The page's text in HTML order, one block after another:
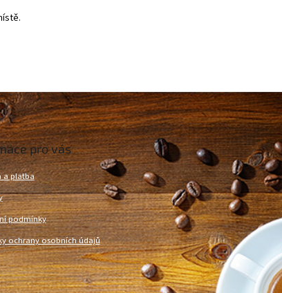
pro vás
a platba
podmínky
ochrany osobních údajů